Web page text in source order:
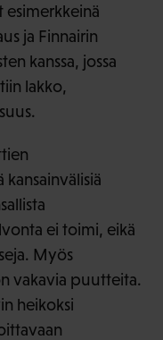
esimerkkeinä
ja Finnairin
kanssa, jossa
lakko,
ei toimi, eikä
Myös
vakavia puutteita.
heikoksi